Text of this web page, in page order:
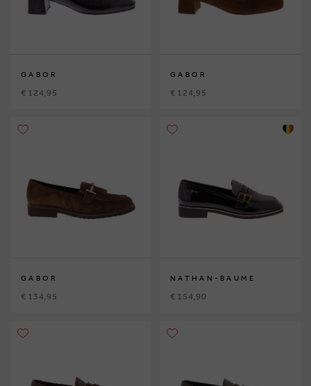
GABOR
€ 124,95
GABOR
€ 124,95
GABOR
€ 134,95
NATHAN-BAUME
€ 154,90